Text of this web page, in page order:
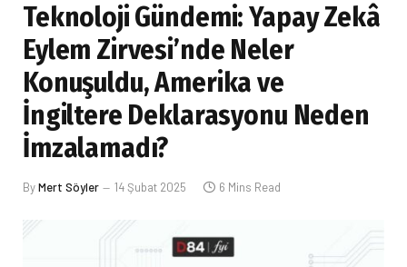
Teknoloji Gündemi: Yapay Zekâ
Eylem Zirvesi’nde Neler
Konuşuldu, Amerika ve
İngiltere Deklarasyonu Neden
İmzalamadı?
ByMert Söyler 14 Şubat 2025 6 Mins Read